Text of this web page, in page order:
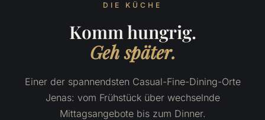
DIE KÜCHE
Komm hungrig.
Geh später.
Einer der spannendsten Casual-Fine-Dining-Orte
Jenas: vom Frühstück über wechselnde
Mittagsangebote bis zum Dinner.